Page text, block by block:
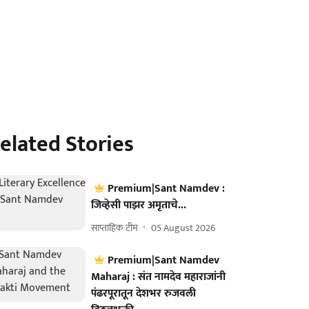
Stories
Premium|Sant Namdev :
जिव्हेसी पाझर अमृताचे...
साप्ताहिक टीम 05 August 2026
Premium|Sant Namdev
Maharaj : संत नामदेव महाराजांनी
पंढरपूरातून देशभर रुजवली